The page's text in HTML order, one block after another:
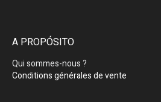
A PROPÓSITO
Qui sommes-nous ?
Conditions générales de vente